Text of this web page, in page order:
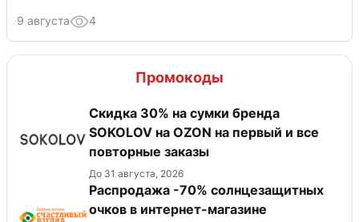
9 августа 4
Промокоды
Скидка 30% на сумки бренда
SOKOLOV на OZON на первый и все
повторные заказы
До 31 августа, 2026
Распродажа -70% солнцезащитных
очков в интернет-магазине